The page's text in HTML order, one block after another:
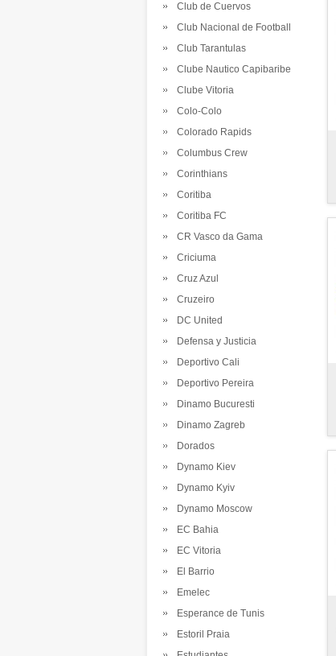
Club de Cuervos
Club Nacional de Football
Club Tarantulas
Clube Nautico Capibaribe
Clube Vitoria
Colo-Colo
Colorado Rapids
Columbus Crew
Corinthians
Coritiba
Coritiba FC
CR Vasco da Gama
Criciuma
Cruz Azul
Cruzeiro
DC United
Defensa y Justicia
Deportivo Cali
Deportivo Pereira
Dinamo Bucuresti
Dinamo Zagreb
Dorados
Dynamo Kiev
Dynamo Kyiv
Dynamo Moscow
EC Bahia
EC Vitoria
El Barrio
Emelec
Esperance de Tunis
Estoril Praia